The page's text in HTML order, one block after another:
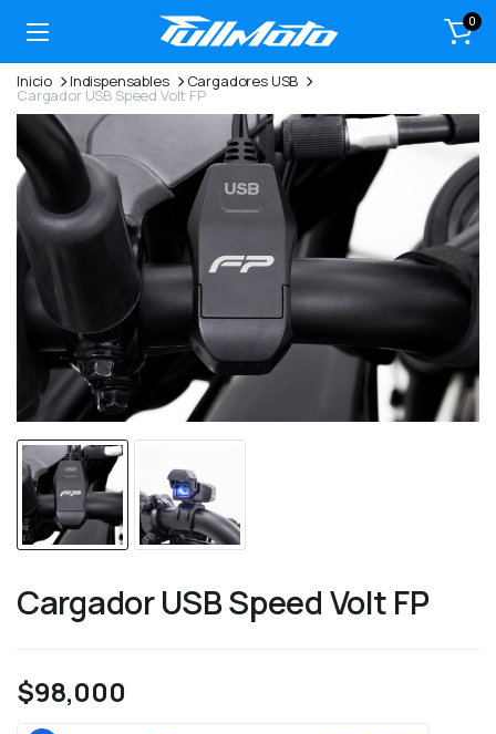
0
Inicio Indispensables Cargadores USB
Cargador USB Speed Volt FP
Cargador USB Speed Volt FP
$98,000